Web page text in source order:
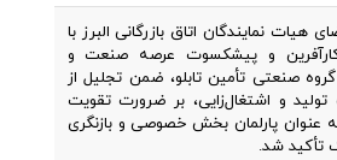
هیات نمایندگان اتاق بازرگانی البرز با
و پیشکسوت عرصه صنعت و
صنعتی تأمین تابلو، ضمن تجلیل از
و اشتغال‌زایی، بر ضرورت تقویت
عنوان پارلمان بخش خصوصی و بازنگری
تأکید شد.